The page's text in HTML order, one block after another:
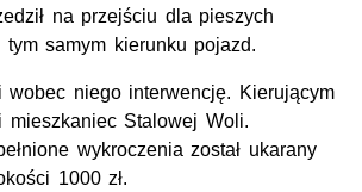
na przejściu dla pieszych
samym kierunku pojazd.
wobec niego interwencję. Kierującym
mieszkaniec Stalowej Woli.
wykroczenia został ukarany
1000 zł.